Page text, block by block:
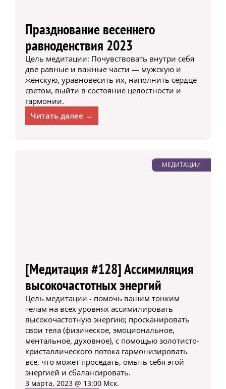
Празднование весеннего
равноденствия 2023
Цель медитации: Почувствовать внутри себя
две равные и важные части — мужскую и
женскую, уравновесить их, наполнить сердце
светом, выйти в состояние целостности и
гармонии.
Читать далее →
МЕДИТАЦИИ
[Медитация #128] Ассимиляция
высокочастотных энергий
Цель медитации - помочь вашим тонким
телам на всех уровнях ассимилировать
высокочастотную энергию; просканировать
свои тела (физическое, эмоциональное,
ментальное, духовное), с помощью золотисто-
кристаллического потока гармонизировать
все, что может проседать, омыть себя этой
энергией и сбалансировать.
3 марта, 2023 @ 13:00 Мск.